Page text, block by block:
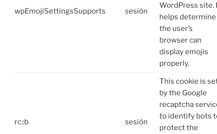
wpEmojiSettingsSupports sesión
WordPress site.
helps
the user’s
browser can
display emojis
properly.
rc::b sesión
This cookie is
by the Google
recaptcha
to identify bots
protect the